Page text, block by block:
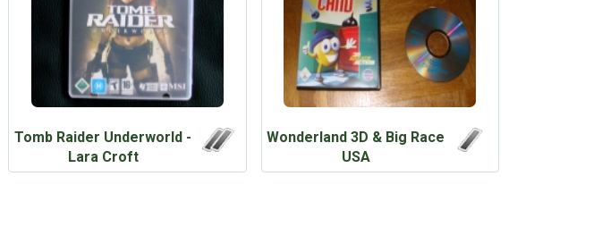
Tomb Raider Underworld -
Lara Croft
Wonderland 3D & Big Race
USA